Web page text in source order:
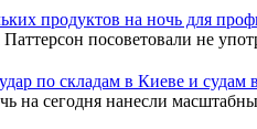
продуктов на ночь для
посоветовали не
по складам в Киеве и судам
на сегодня нанесли